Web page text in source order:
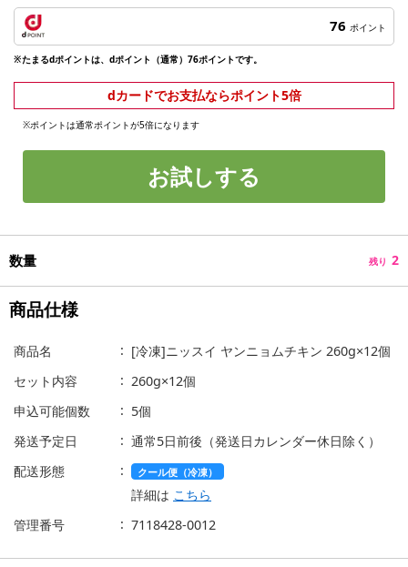
76 ポイント
※たまるdポイントは、dポイント（通常）76ポイントです。
dカードでお支払ならポイント5倍
※ポイントは通常ポイントが5倍になります
お試しする
数量 残り 2
商品仕様
商品名
[冷凍]ニッスイ ヤンニョムチキン 260g×12個
セット内容
260g×12個
申込可能個数
5個
発送予定日
通常5日前後（発送日カレンダー休日除く）
配送形態
クール便（冷凍）
詳細は こちら
管理番号
7118428-0012